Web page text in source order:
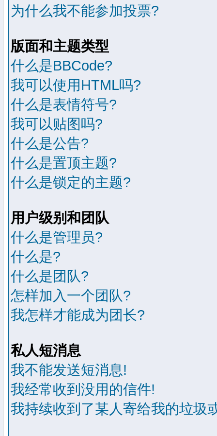
为什么我不能参加投票?
版面和主题类型
什么是BBCode?
我可以使用HTML吗?
什么是表情符号?
我可以贴图吗?
什么是公告?
什么是置顶主题?
什么是锁定的主题?
用户级别和团队
什么是管理员?
什么是?
什么是团队?
怎样加入一个团队?
我怎样才能成为团长?
私人短消息
我不能发送短消息!
我经常收到没用的信件!
我持续收到了某人寄给我的垃圾